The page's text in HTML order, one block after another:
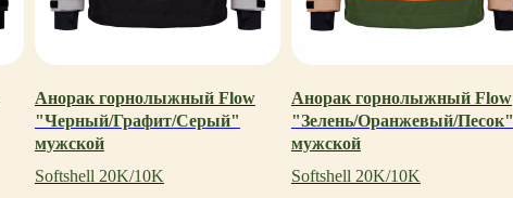
Анорак горнолыжный Flow
"Черный/Графит/Серый"
мужской
Softshell 20K/10K
Анорак горнолыжный Flow
"Зелень/Оранжевый/Песок"
мужской
Softshell 20K/10K
покупателям таблицы размеров